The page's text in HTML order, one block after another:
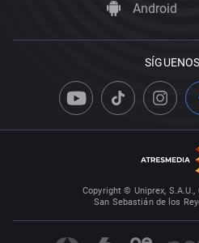
Android
Copyright © Uniprex,
San Sebastián de los